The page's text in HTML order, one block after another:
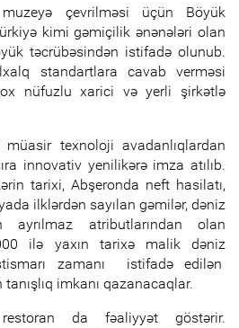
muzeyə çevrilməsi üçün Böyük
kimi gəmiçilik ənənələri olan
təcrübəsindən istifadə olunub.
standartlara cavab verməsi
nüfuzlu xarici və yerli şirkətlə
texnoloji avadanlıqlardan
innovativ yenilikərə imza atılıb.
tarixi, Abşeronda neft hasilatı,
ilklərdən sayılan gəmilər, dəniz
ayrılmaz atributlarından olan
ilə yaxın tarixə malik dəniz
zamanı istifadə edilən
imkanı qazanacaqlar.
da fəaliyyət göstərir.